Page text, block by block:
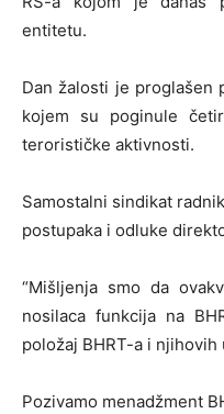
entitetu.
Dan žalosti je proglašen
kojem su poginule
terorističke aktivnosti.
Samostalni sindikat
postupaka i odluke
“Mišljenja smo da
nosilaca funkcija na
položaj BHRT-a i njihovih
Pozivamo menadžment